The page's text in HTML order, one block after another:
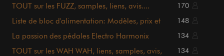
TOUT sur les FUZZ, samples, liens, avis....
170
Liste de bloc d'alimentation: Modèles, prix et
148
La passion des pédales Electro Harmonix 134
TOUT sur les WAH WAH, liens, samples, avis,
134